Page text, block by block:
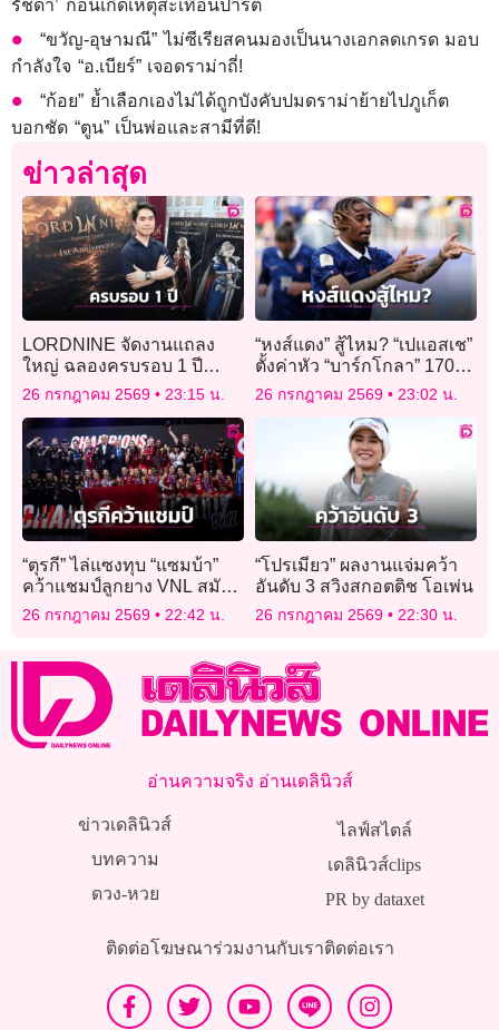
รัชดา’ ก่อนเกิดเหตุสะเทือนปาร์ตี้
“ขวัญ-อุษามณี” ไม่ซีเรียสคนมองเป็นนางเอกลดเกรด มอบ
กำลังใจ “อ.เบียร์” เจอดราม่าถี่!
“ก้อย” ย้ำเลือกเองไม่ได้ถูกบังคับปมดราม่าย้ายไปภูเก็ต
บอกชัด “ตูน” เป็นพ่อและสามีที่ดี!
ข่าวล่าสุด
LORDNINE จัดงานแถลง
ใหญ่ ฉลองครบรอบ 1 ปี
พร้อมเปิดตัวเซิร์ฟฯ ใหม่
“Helena”
26 กรกฎาคม 2569 23:15 น.
“หงส์แดง” สู้ไหม? “เปแอสเช”
ตั้งค่าหัว “บาร์กโกลา” 170
ล้านยูโร
26 กรกฎาคม 2569 23:02 น.
“ตุรกี” ไล่แซงทุบ “แซมบ้า”
คว้าแชมป์ลูกยาง VNL สมัย
2
26 กรกฎาคม 2569 22:42 น.
“โปรเมียว” ผลงานแจ่มคว้า
อันดับ 3 สวิงสกอตติช โอเพ่น
26 กรกฎาคม 2569 22:30 น.
อ่านความจริง อ่านเดลินิวส์
ข่าวเดลินิวส์
บทความ
ดวง-หวย
ไลฟ์สไตล์
เดลินิวส์clips
PR by dataxet
ติดต่อโฆษณาร่วมงานกับเราติดต่อเรา